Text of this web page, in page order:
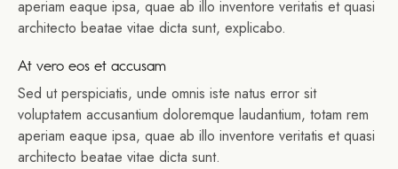
aperiam eaque ipsa, quae ab illo inventore veritatis et quasi
architecto beatae vitae dicta sunt, explicabo.
At vero eos et accusam
Sed ut perspiciatis, unde omnis iste natus error sit
voluptatem accusantium doloremque laudantium, totam rem
aperiam eaque ipsa, quae ab illo inventore veritatis et quasi
architecto beatae vitae dicta sunt.